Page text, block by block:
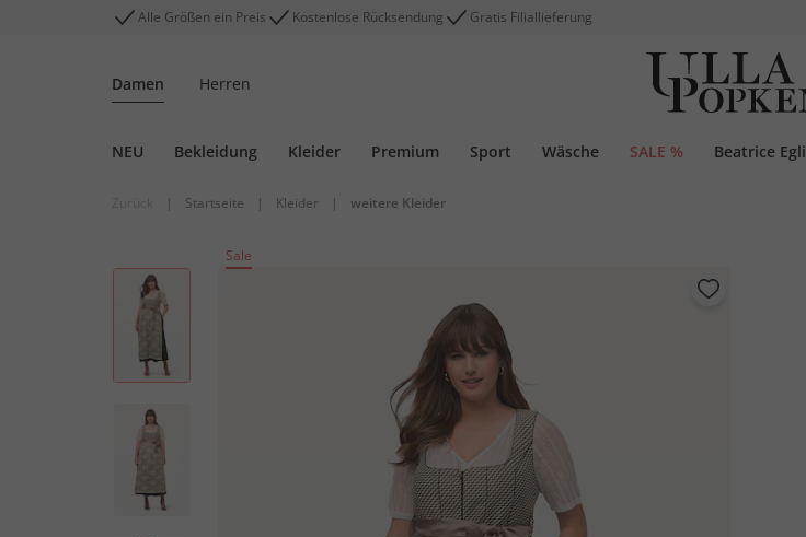
Alle Größen ein Preis Kostenlose Rücksendung Gratis Filiallieferung
Damen Herren
NEU Bekleidung Kleider Premium Sport Wäsche SALE % Beatrice Egli
| Startseite | Kleider | weitere Kleider
Sale